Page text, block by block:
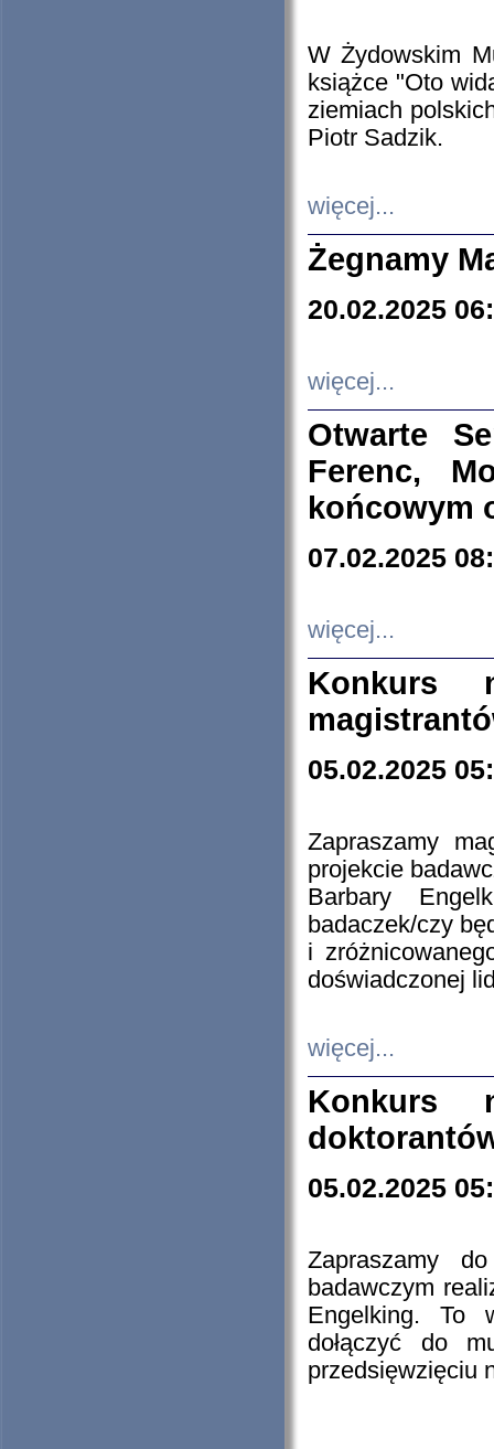
W Żydowskim
książce "Oto
ziemiach
Piotr Sadzik.
więcej...
Żegnamy
20.02.2025
więcej...
Otwarte
Ferenc,
końcowym
07.02.2025
więcej...
Konkurs
05.02.2025
Zapraszamy
projekcie
Barbary
badaczek/czy
i
doświadczonej
więcej...
Konkurs
05.02.2025
Zapraszamy
badawczym
Engelking. To
dołączyć do
przedsięwzięciu